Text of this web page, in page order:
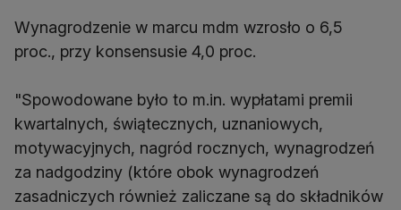
Wynagrodzenie w marcu mdm wzrosło o 6,5
proc., przy konsensusie 4,0 proc.
"Spowodowane było to m.in. wypłatami premii
kwartalnych, świątecznych, uznaniowych,
motywacyjnych, nagród rocznych, wynagrodzeń
za nadgodziny (które obok wynagrodzeń
zasadniczych również zaliczane są do składników